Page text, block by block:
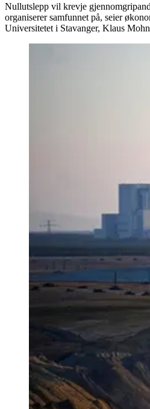
Nullutslepp vil krevje
organiserer samfunnet på, seier
Universitetet i Stavanger, Klaus